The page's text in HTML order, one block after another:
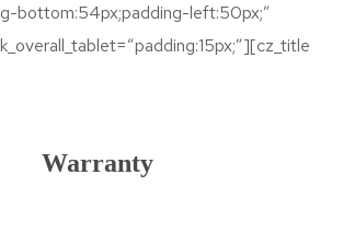
bottom:54px;padding-left:50px;”
Warranty